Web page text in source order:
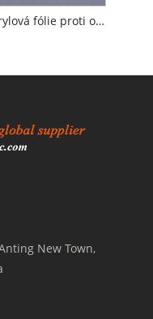
Akrylová fólie proti oslnění
New Town,